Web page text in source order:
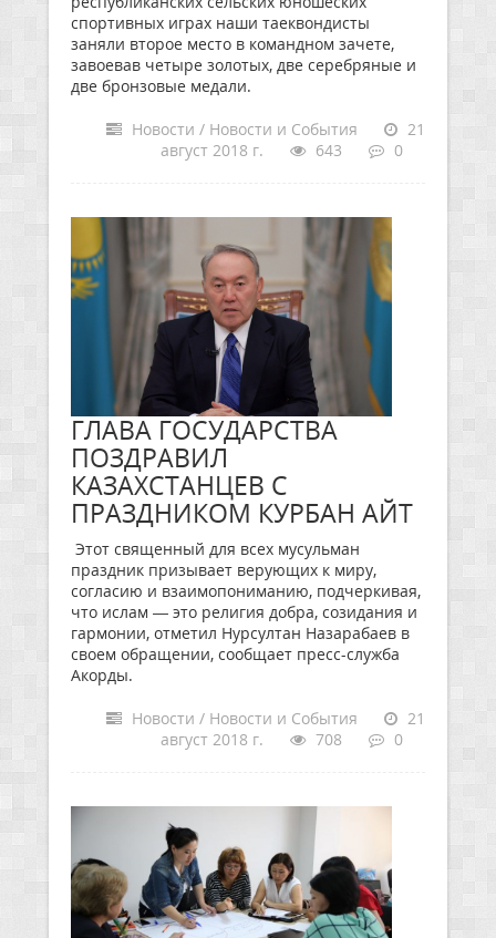
спортивных играх наши таеквондисты
заняли второе место в командном зачете,
завоевав четыре золотых, две серебряные и
две бронзовые медали.
Новости / Новости и События
21
август 2018 г.
643 0
ГЛАВА ГОСУДАРСТВА
ПОЗДРАВИЛ
КАЗАХСТАНЦЕВ С
ПРАЗДНИКОМ КУРБАН АЙТ
Этот священный для всех мусульман
праздник призывает верующих к миру,
согласию и взаимопониманию, подчеркивая,
что ислам — это религия добра, созидания и
гармонии, отметил Нурсултан Назарабаев в
своем обращении, сообщает пресс-служба
Акорды.
Новости / Новости и События
21
август 2018 г.
708 0